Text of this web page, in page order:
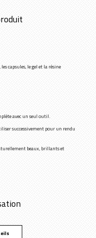
capsules, le gel et la résine
avec un seul outil.
successivement pour un rendu
beaux, brillants et